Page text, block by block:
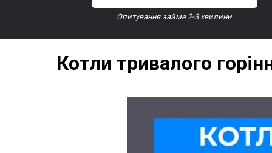
Опитування займе 2-3 хвилини
Котли тривалого